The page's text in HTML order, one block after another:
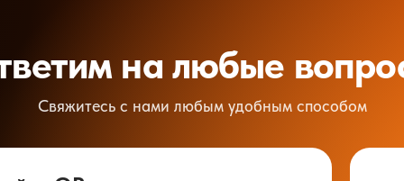
на любые
Свяжитесь с нами любым удобным способом